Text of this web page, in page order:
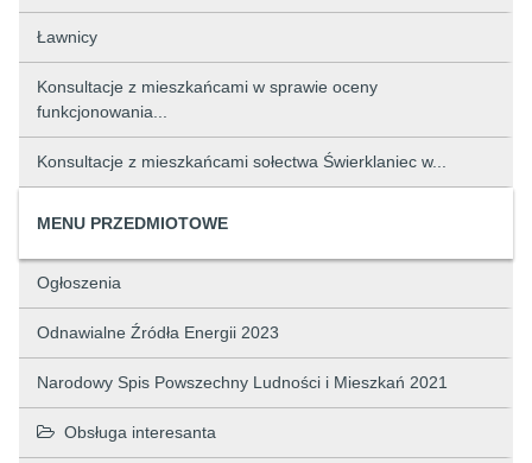
Ławnicy
Konsultacje z mieszkańcami w sprawie oceny
funkcjonowania...
Konsultacje z mieszkańcami sołectwa Świerklaniec w...
MENU PRZEDMIOTOWE
Ogłoszenia
Odnawialne Źródła Energii 2023
Narodowy Spis Powszechny Ludności i Mieszkań 2021
Obsługa interesanta